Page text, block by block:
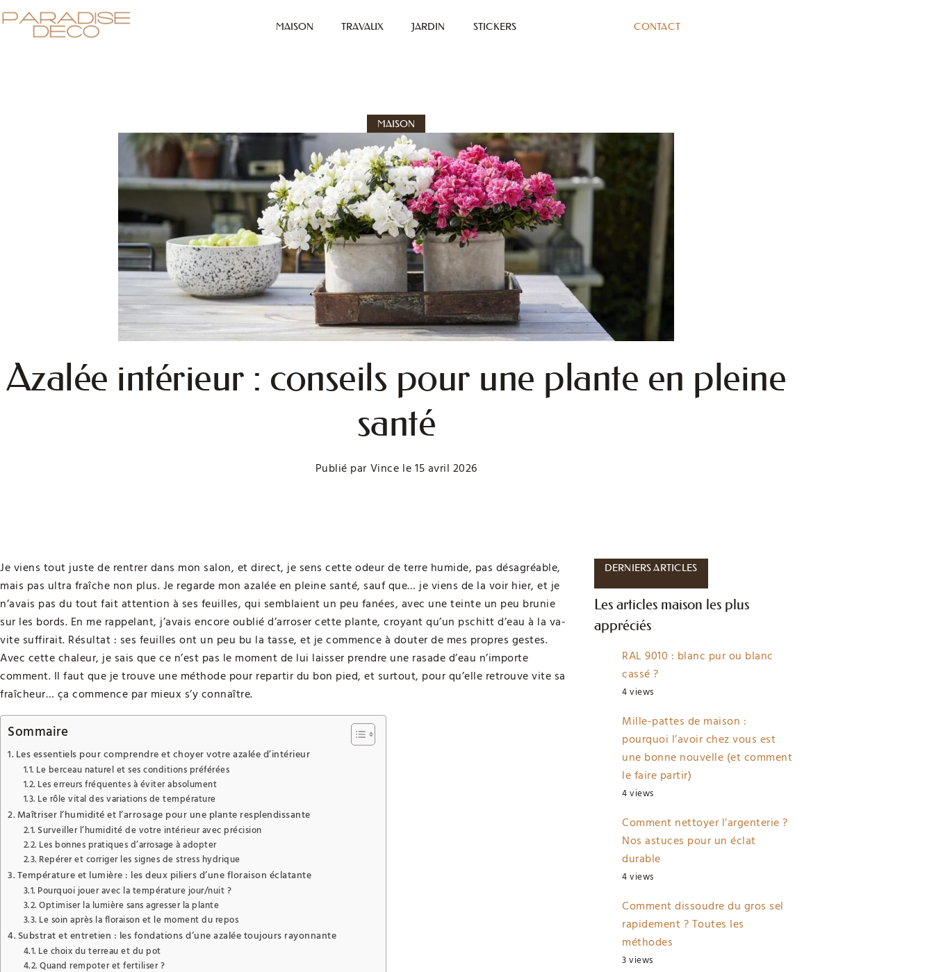
MAISON TRAVAUX JARDIN STICKERS CONTACT
MAISON
Azalée intérieur : conseils pour une plante en pleine
santé
Publié par Vince le 15 avril 2026
Je viens tout juste de rentrer dans mon salon, et direct, je sens cette odeur de terre humide, pas désagréable,
mais pas ultra fraîche non plus. Je regarde mon azalée en pleine santé, sauf que… je viens de la voir hier, et je
n’avais pas du tout fait attention à ses feuilles, qui semblaient un peu fanées, avec une teinte un peu brunie
sur les bords. En me rappelant, j’avais encore oublié d’arroser cette plante, croyant qu’un pschitt d’eau à la va-
vite suffirait. Résultat : ses feuilles ont un peu bu la tasse, et je commence à douter de mes propres gestes.
Avec cette chaleur, je sais que ce n’est pas le moment de lui laisser prendre une rasade d’eau n’importe
comment. Il faut que je trouve une méthode pour repartir du bon pied, et surtout, pour qu’elle retrouve vite sa
fraîcheur… ça commence par mieux s’y connaître.
Sommaire
Les essentiels pour comprendre et choyer votre azalée d’intérieur
Le berceau naturel et ses conditions préférées
Les erreurs fréquentes à éviter absolument
Le rôle vital des variations de température
Maîtriser l’humidité et l’arrosage pour une plante resplendissante
Surveiller l’humidité de votre intérieur avec précision
Les bonnes pratiques d’arrosage à adopter
Repérer et corriger les signes de stress hydrique
Température et lumière : les deux piliers d’une floraison éclatante
Pourquoi jouer avec la température jour/nuit ?
Optimiser la lumière sans agresser la plante
Le soin après la floraison et le moment du repos
Substrat et entretien : les fondations d’une azalée toujours rayonnante
Le choix du terreau et du pot
Quand rempoter et fertiliser ?
DERNIERS ARTICLES
Les articles maison les plus
appréciés
RAL 9010 : blanc pur ou blanc
cassé ?
4 views
Mille-pattes de maison :
pourquoi l’avoir chez vous est
une bonne nouvelle (et comment
le faire partir)
4 views
Comment nettoyer l’argenterie ?
Nos astuces pour un éclat
durable
4 views
Comment dissoudre du gros sel
rapidement ? Toutes les
méthodes
3 views